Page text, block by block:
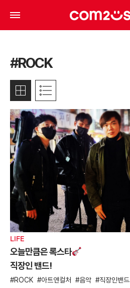
#ROCK
LIFE
오늘만큼은 록스타
직장인 밴드!
ROCK 아트앤컬처 음악 직장인밴드